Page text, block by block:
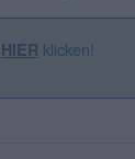
HIER klicken!